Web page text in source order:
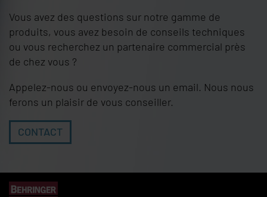
Vous avez des questions sur notre gamme de
produits, vous avez besoin de conseils techniques
ou vous recherchez un partenaire commercial près
de chez vous ?
Appelez-nous ou envoyez-nous un email. Nous nous
ferons un plaisir de vous conseiller.
CONTACT